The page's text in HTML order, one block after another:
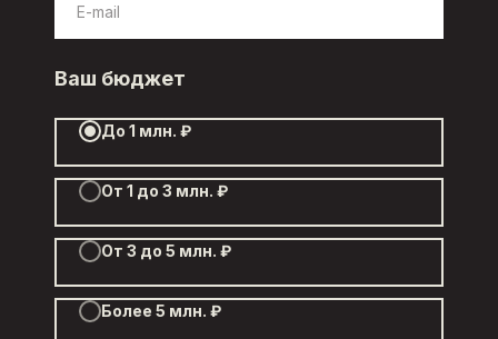
Ваш бюджет
До 1 млн. ₽
От 1 до 3 млн. ₽
От 3 до 5 млн. ₽
Более 5 млн. ₽